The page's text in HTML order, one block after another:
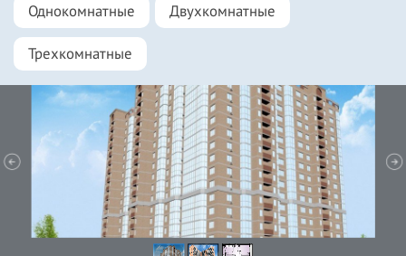
Однокомнатные Двухкомнатные
Трехкомнатные